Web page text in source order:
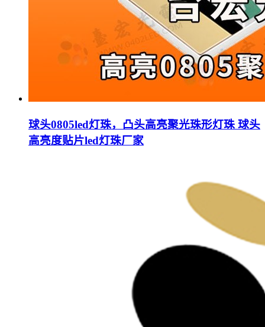
球头0805led灯珠，凸头高亮聚光珠形灯珠 球头
高亮度贴片led灯珠厂家